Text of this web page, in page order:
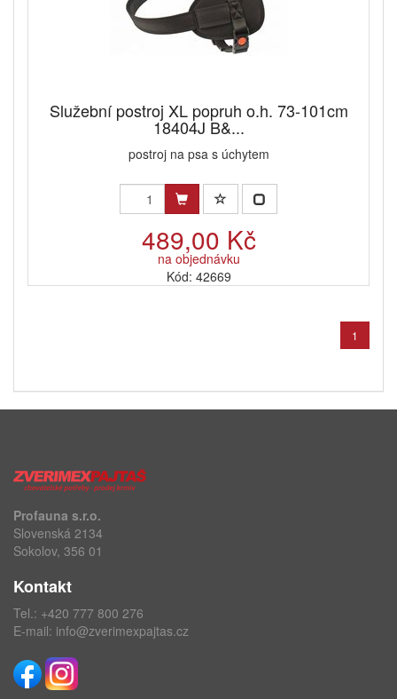
Služební postroj XL popruh o.h. 73-101cm
18404J B&...
postroj na psa s úchytem
489,00 Kč
na objednávku
Kód: 42669
1
Profauna s.r.o.
Slovenská 2134
Sokolov, 356 01
Kontakt
Tel.: +420 777 800 276
E-mail: info@zverimexpajtas.cz